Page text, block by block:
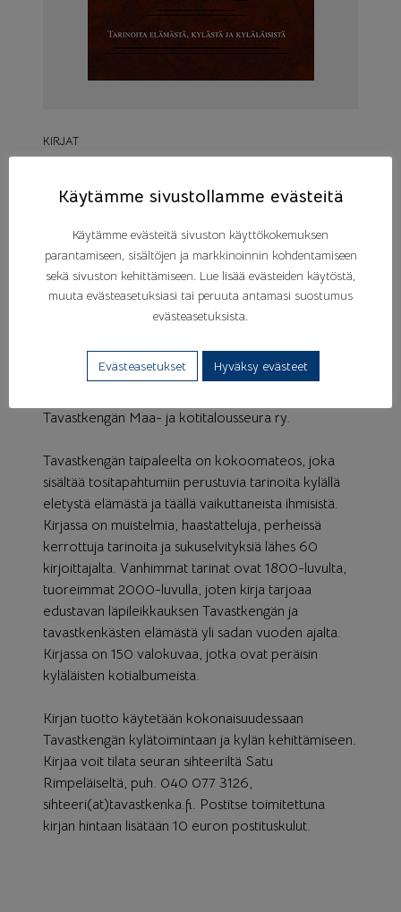
KIRJAT
Tavastkengän
taipaleelta
50 €
Tavastkengän kolmas kyläkirja, Tavastkengän
taipaleelta, tarinoita elämästä, kylästä ja kyläläisistä,
Tavastkengän Maa- ja kotitalousseura ry.
Tavastkengän taipaleelta on kokoomateos, joka
sisältää tositapahtumiin perustuvia tarinoita kylällä
eletystä elämästä ja täällä vaikuttaneista ihmisistä.
Kirjassa on muistelmia, haastatteluja, perheissä
kerrottuja tarinoita ja sukuselvityksiä lähes 60
kirjoittajalta. Vanhimmat tarinat ovat 1800-luvulta,
tuoreimmat 2000-luvulla, joten kirja tarjoaa
edustavan läpileikkauksen Tavastkengän ja
tavastkenkästen elämästä yli sadan vuoden ajalta.
Kirjassa on 150 valokuvaa, jotka ovat peräisin
kyläläisten kotialbumeista.
Kirjan tuotto käytetään kokonaisuudessaan
Tavastkengän kylätoimintaan ja kylän kehittämiseen.
Kirjaa voit tilata seuran sihteeriltä Satu
Rimpeläiseltä, puh. 040 077 3126,
sihteeri(at)tavastkenka.fi. Postitse toimitettuna
kirjan hintaan lisätään 10 euron postituskulut.
Käytämme sivustollamme evästeitä
Käytämme evästeitä sivuston käyttökokemuksen
parantamiseen, sisältöjen ja markkinoinnin kohdentamiseen
sekä sivuston kehittämiseen. Lue lisää evästeiden käytöstä,
muuta evästeasetuksiasi tai peruuta antamasi suostumus
evästeasetuksista.
Evästeasetukset Hyväksy evästeet